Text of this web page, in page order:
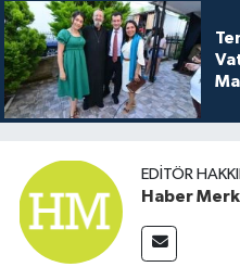
EDITÖR
Haber